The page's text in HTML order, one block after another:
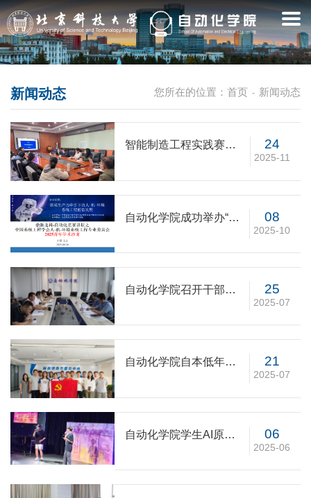
您所在的位置： 首页 - 新闻动态
新闻动态
24
2025-11
智能制造工程实践赛教
中心教学研究报告系列
08
2025-10
自动化学院成功举办“鼎
坛”中国系统工程学会人-
机-环境系统工程专业委
员会2025青年学术沙龙
25
2025-07
自动化学院召开干部任
21
2025-07
自动化学院自本低年级
建共建活动
06
2025-06
自动化学院学生AI原创
心理健康季音乐会上展
演